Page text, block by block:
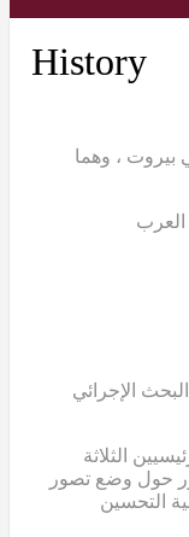
History
بيروت ، وهما
العرب
الإجرائي
الثلاثة
حول وضع تصور
التحسين